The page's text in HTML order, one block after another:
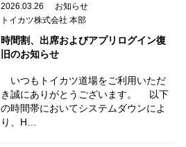
2026.03.26
お知らせ
トイカツ株式会社 本部
時間割、出席およびアプリログイン復
旧のお知らせ
いつもトイカツ道場をご利用いただ
き誠にありがとうございます。 以下
の時間帯においてシステムダウンによ
り、H…